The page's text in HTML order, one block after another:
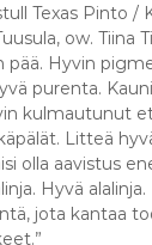
Texas Pinto /
ow. Tiina
pää. Hyvin
purenta.
kulmautunut
Litteä
olla aavistus
Hyvä
jota kantaa